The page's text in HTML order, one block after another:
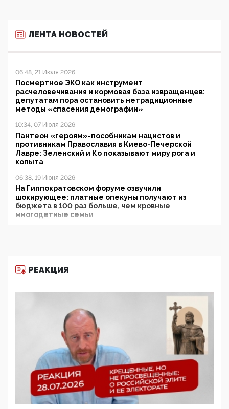
ЛЕНТА НОВОСТЕЙ
06:48, 21 Июля 2026
Посмертное ЭКО как инструмент
расчеловечивания и кормовая база извращенцев:
депутатам пора остановить нетрадиционные
методы «спасения демографии»
10:34, 07 Июля 2026
Пантеон «героям»-пособникам нацистов и
противникам Православия в Киево-Печерской
Лавре: Зеленский и Ко показывают миру рога и
копыта
06:38, 19 Июня 2026
На Гиппократовском форуме озвучили
шокирующее: платные опекуны получают из
бюджета в 100 раз больше, чем кровные
многодетные семьи
11:53, 09 Июня 2026
деятельность ИИТО ЮНЕСКО в России, но
цифроглобалисты продолжают определять
повестку в образовании
09:43, 01 Июня 2026
5G за счет здоровья граждан: Минцифры намерено
отобрать у регионов и муниципалитетов право
защищать жилые дома и социальные объекты от
05:58, 26 Мая 2026
Роскомнадзор освободили от борца с
деструктивным и опасным контентом
РЕАКЦИЯ